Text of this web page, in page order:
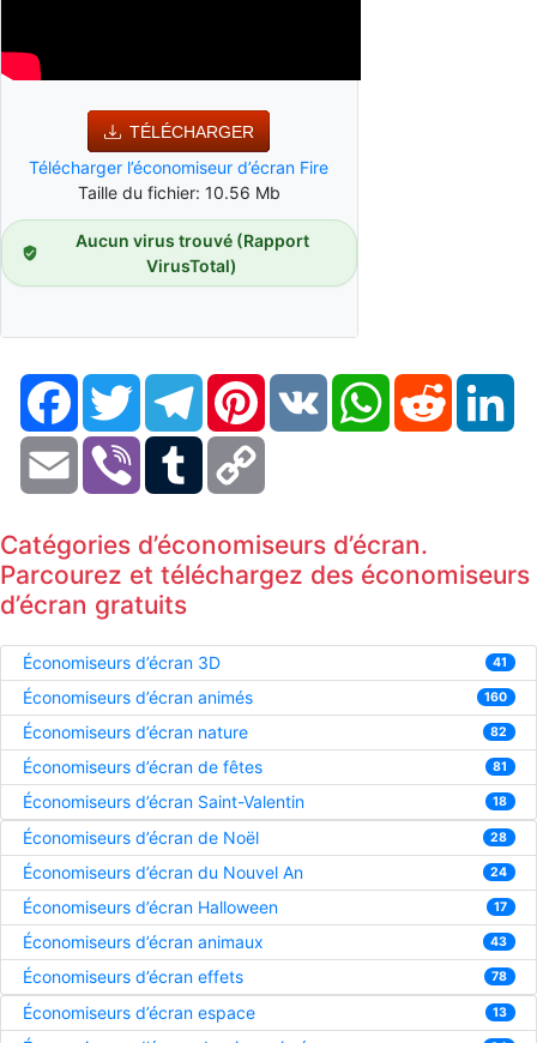
TÉLÉCHARGER
Télécharger l’économiseur d’écran Fire
Taille du fichier: 10.56 Mb
Aucun virus trouvé (Rapport
VirusTotal)
FacebookTwitter TelegramPinterestVK WhatsAppReddit
Email Viber Tumblr
Catégories d’économiseurs d’écran.
Parcourez et téléchargez des économiseurs
d’écran gratuits
Économiseurs d’écran 3D 41
Économiseurs d’écran animés 160
Économiseurs d’écran nature 82
Économiseurs d’écran de fêtes 81
Économiseurs d’écran Saint-Valentin 18
Économiseurs d’écran de Noël 28
Économiseurs d’écran du Nouvel An 24
Économiseurs d’écran Halloween 17
Économiseurs d’écran animaux 43
Économiseurs d’écran effets 78
Économiseurs d’écran espace 13